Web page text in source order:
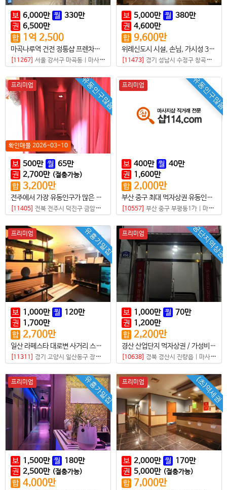
보 6,000만 월 330만
권 6,500만
합 1 억 2,500
마곡나루역 건전 정통샵 프렌차이즈점
[11267] 서울 강서구 마곡동 마사지샵
보 5,000만 월 380만
권 4,600만
합 9,600만
위례신도시 시설, 손님, 가시성 3박자가 좋은 샵
[11473] 경기 성남시 수정구 창곡동
유동인구많음
프리미엄
확인매물 2026-03-10
보 500만 월 65만
권 2,700만 (절충가능)
합 3,200만
전주에서 가장 유동인구가 많은 터미널 상권
[11405] 전북 전주시 덕진구 금암동 마사지샵
유동인구많음
프리미엄
보 400만 월 40만
권 1,600만
합 2,000만
부산 중구 최대 먹자상권 유동인구 많고 가성비 좋은 샵
[10557] 부산 중구 부평동1가 마사지샵
유흥가밀집
프리미엄
보 1,000만 월 120만
권 1,700만
합 2,700만
일산 라페스타 대로변 사거리 스웨디시샵
[11311] 경기 고양시 일산동구 장항동 마사지샵
공단지역상권
프리미엄
보 1,000만 월 70만
권 1,200만
합 2,200만
경산 산업단지 먹자상권 / 가성비 좋은 마사지샵매매
[10638] 경북 경산시 진량읍 마사지샵
유흥가밀집
프리미엄
보 1,500만 월 180만
권 2,500만 (절충가능)
합 4,000만
(초)역세권
프리미엄
보 2,000만 월 170만
권 5,000만 (절충가능)
합 7,000만